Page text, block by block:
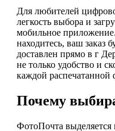
Для любителей
легкость выбора и
мобильное
находитесь, ваш заказ
доставлен прямо в г
не только удобство и
каждой распечатанной
Почему
ФотоПочта выделяется